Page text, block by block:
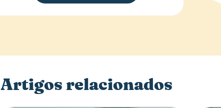
Artigos relacionados